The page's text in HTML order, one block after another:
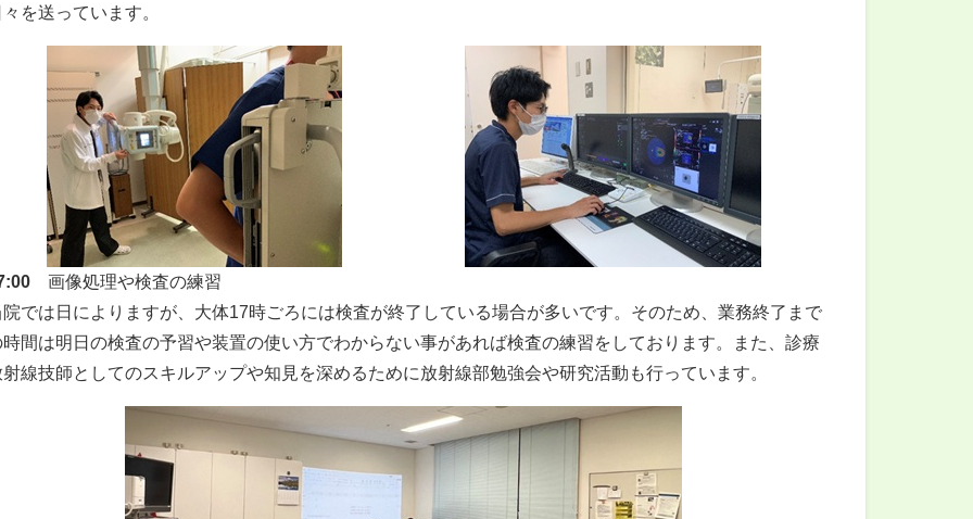
を送っています。
画像処理や検査の練習
では日によりますが、大体17時ごろには検査が終了している場合が多いです。そのため、業務終了まで
間は明日の検査の予習や装置の使い方でわからない事があれば検査の練習をしております。また、診療
線技師としてのスキルアップや知見を深めるために放射線部勉強会や研究活動も行っています。